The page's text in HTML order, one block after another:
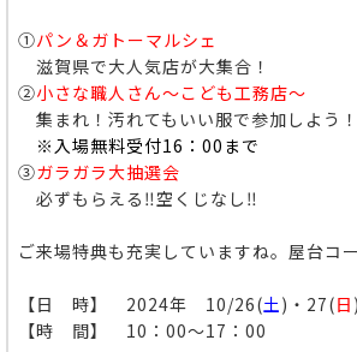
①パン＆ガトーマルシェ
滋賀県で大人気店が大集合！
②小さな職人さん～こども工務店～
集まれ！汚れてもいい服で参加しよう！
※入場無料受付16：00まで
③ガラガラ大抽選会
必ずもらえる‼空くじなし‼
ご来場特典も充実していますね。屋台コ
【日 時】 2024年 10/26(土 )・27(日 )
【時 間】 10：00～17：00